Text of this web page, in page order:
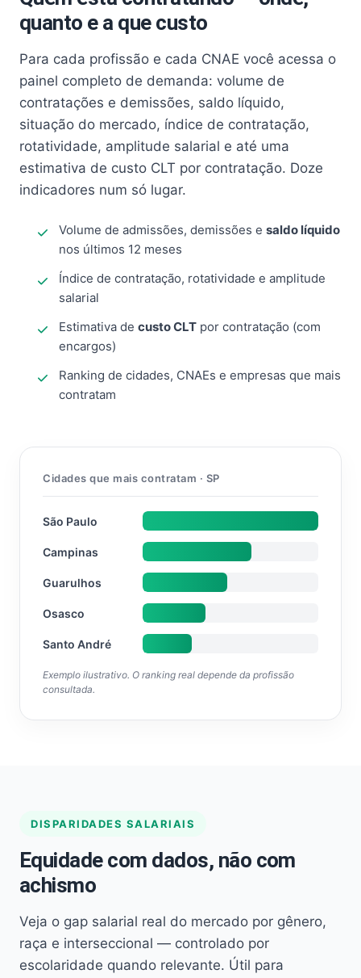
quanto e a que custo
Para cada profissão e cada CNAE você acessa o
painel completo de demanda: volume de
contratações e demissões, saldo líquido,
situação do mercado, índice de contratação,
rotatividade, amplitude salarial e até uma
estimativa de custo CLT por contratação. Doze
indicadores num só lugar.
Volume de admissões, demissões e saldo líquido
nos últimos 12 meses
Índice de contratação, rotatividade e amplitude
salarial
Estimativa de custo CLT por contratação (com
encargos)
Ranking de cidades, CNAEs e empresas que mais
contratam
Cidades que mais contratam · SP
São Paulo
Campinas
Guarulhos
Osasco
Santo André
Exemplo ilustrativo. O ranking real depende da profissão
consultada.
DISPARIDADES SALARIAIS
Equidade com dados, não com
achismo
Veja o gap salarial real do mercado por gênero,
raça e interseccional — controlado por
escolaridade quando relevante. Útil para